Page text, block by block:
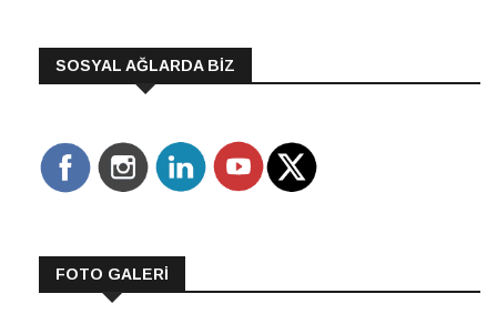
SOSYAL AĞLARDA BİZ
FOTO GALERİ